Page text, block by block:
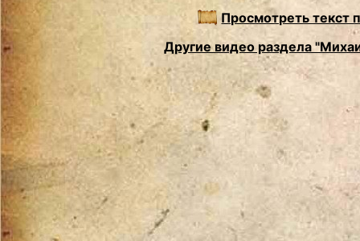
Просмотреть текст
Другие видео раздела